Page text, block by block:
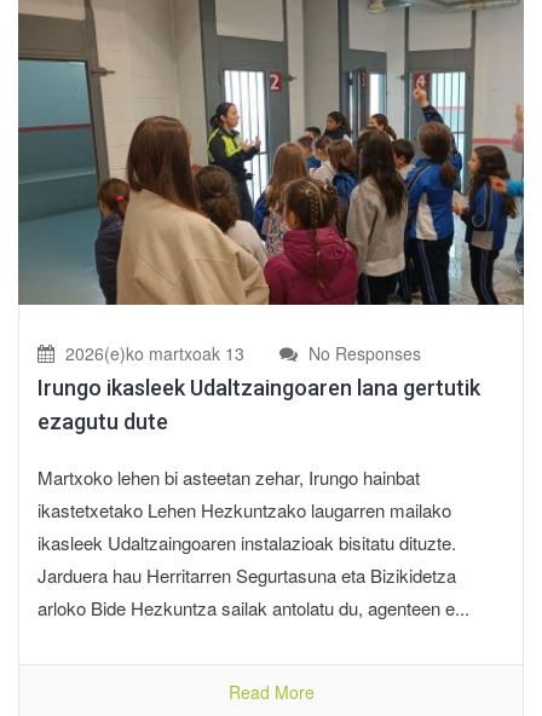
2026(e)ko martxoak 13 No Responses
Irungo ikasleek Udaltzaingoaren lana gertutik
ezagutu dute
Martxoko lehen bi asteetan zehar, Irungo hainbat
ikastetxetako Lehen Hezkuntzako laugarren mailako
ikasleek Udaltzaingoaren instalazioak bisitatu dituzte.
Jarduera hau Herritarren Segurtasuna eta Bizikidetza
arloko Bide Hezkuntza sailak antolatu du, agenteen e...
Read More